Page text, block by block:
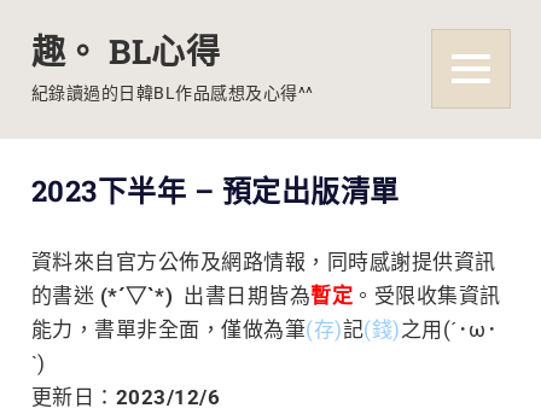
趣。 BL心得
紀錄讀過的日韓BL作品感想及心得^^ MENU
2023下半年 – 預定出版清單
資料來自官方公佈及網路情報，同時感謝提供資訊
的書迷 (*´▽`*) 出書日期皆為暫定 。受限收集資訊
能力，書單非全面 ，僅做為筆(存)記(錢)之用(´･ω･
`)
更新日： 2023/12/6